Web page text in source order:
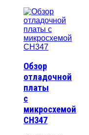
Обзор
отладочной
платы
с
микросхемой
CH347